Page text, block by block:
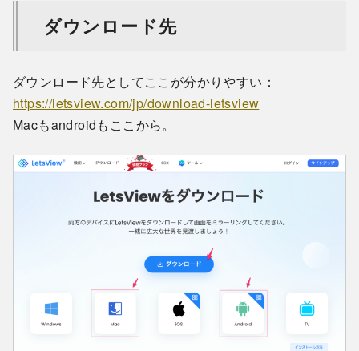
ダウンロード先
ダウンロード先としてここが分かりやすい：
https://letsview.com/jp/download-letsview
Macもandroidもここから。